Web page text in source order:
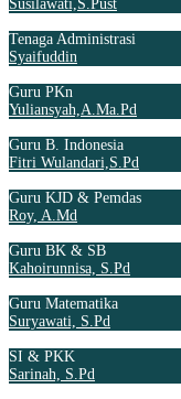
Susilawati,S.Pust
Tenaga Administrasi
Syaifuddin
Guru PKn
Yuliansyah,A.Ma.Pd
Guru B. Indonesia
Fitri Wulandari,S.Pd
Guru KJD & Pemdas
Roy, A.Md
Guru BK & SB
Kahoirunnisa, S.Pd
Guru Matematika
Suryawati, S.Pd
SI & PKK
Sarinah, S.Pd